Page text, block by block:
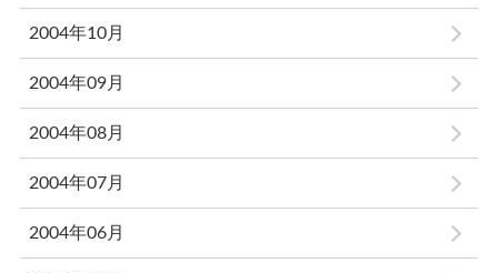
2004年10月
2004年09月
2004年08月
2004年07月
2004年06月